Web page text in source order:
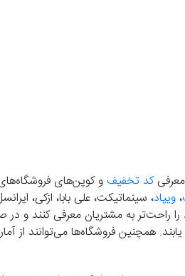
معرفیکد تخفیفو کوپن‌های
، ویپاد، سینماتیکت، علی بابا، ازکی،
به مشتریان معرفی کنند و در
همچنین فروشگاه‌ها می‌توانند از